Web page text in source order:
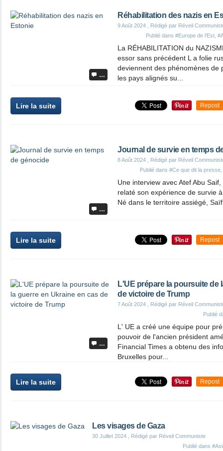
…
Réhabilitation des nazis en
9 Août 2024 , Rédigé par Réveil
Publié dans #Europe de l'Est
La RÉHABILITATION du
essor sans précédent L a folie
deviennent des phénomènes de
les pays alignés su...
Lire la suite Repost
…
Journal de survie en temps
8 Août 2024 , Rédigé par Réveil
Publié dans #Ce que dit la presse
Une interview avec Atef Abu
relaté son expérience de survie
Né dans le territoire assiégé,
Lire la suite Repost
…
L'UE prépare la poursuite de
de victoire de Trump
7 Août 2024 , Rédigé par Réveil
Publié
L' UE a créé une équipe pour
pouvoir de l'ancien président
Financial Times a obtenu des
Bruxelles pour...
Lire la suite Repost
Les visages de Gaza
30 Juillet 2024 , Rédigé par Réveil Communiste
Publié dans